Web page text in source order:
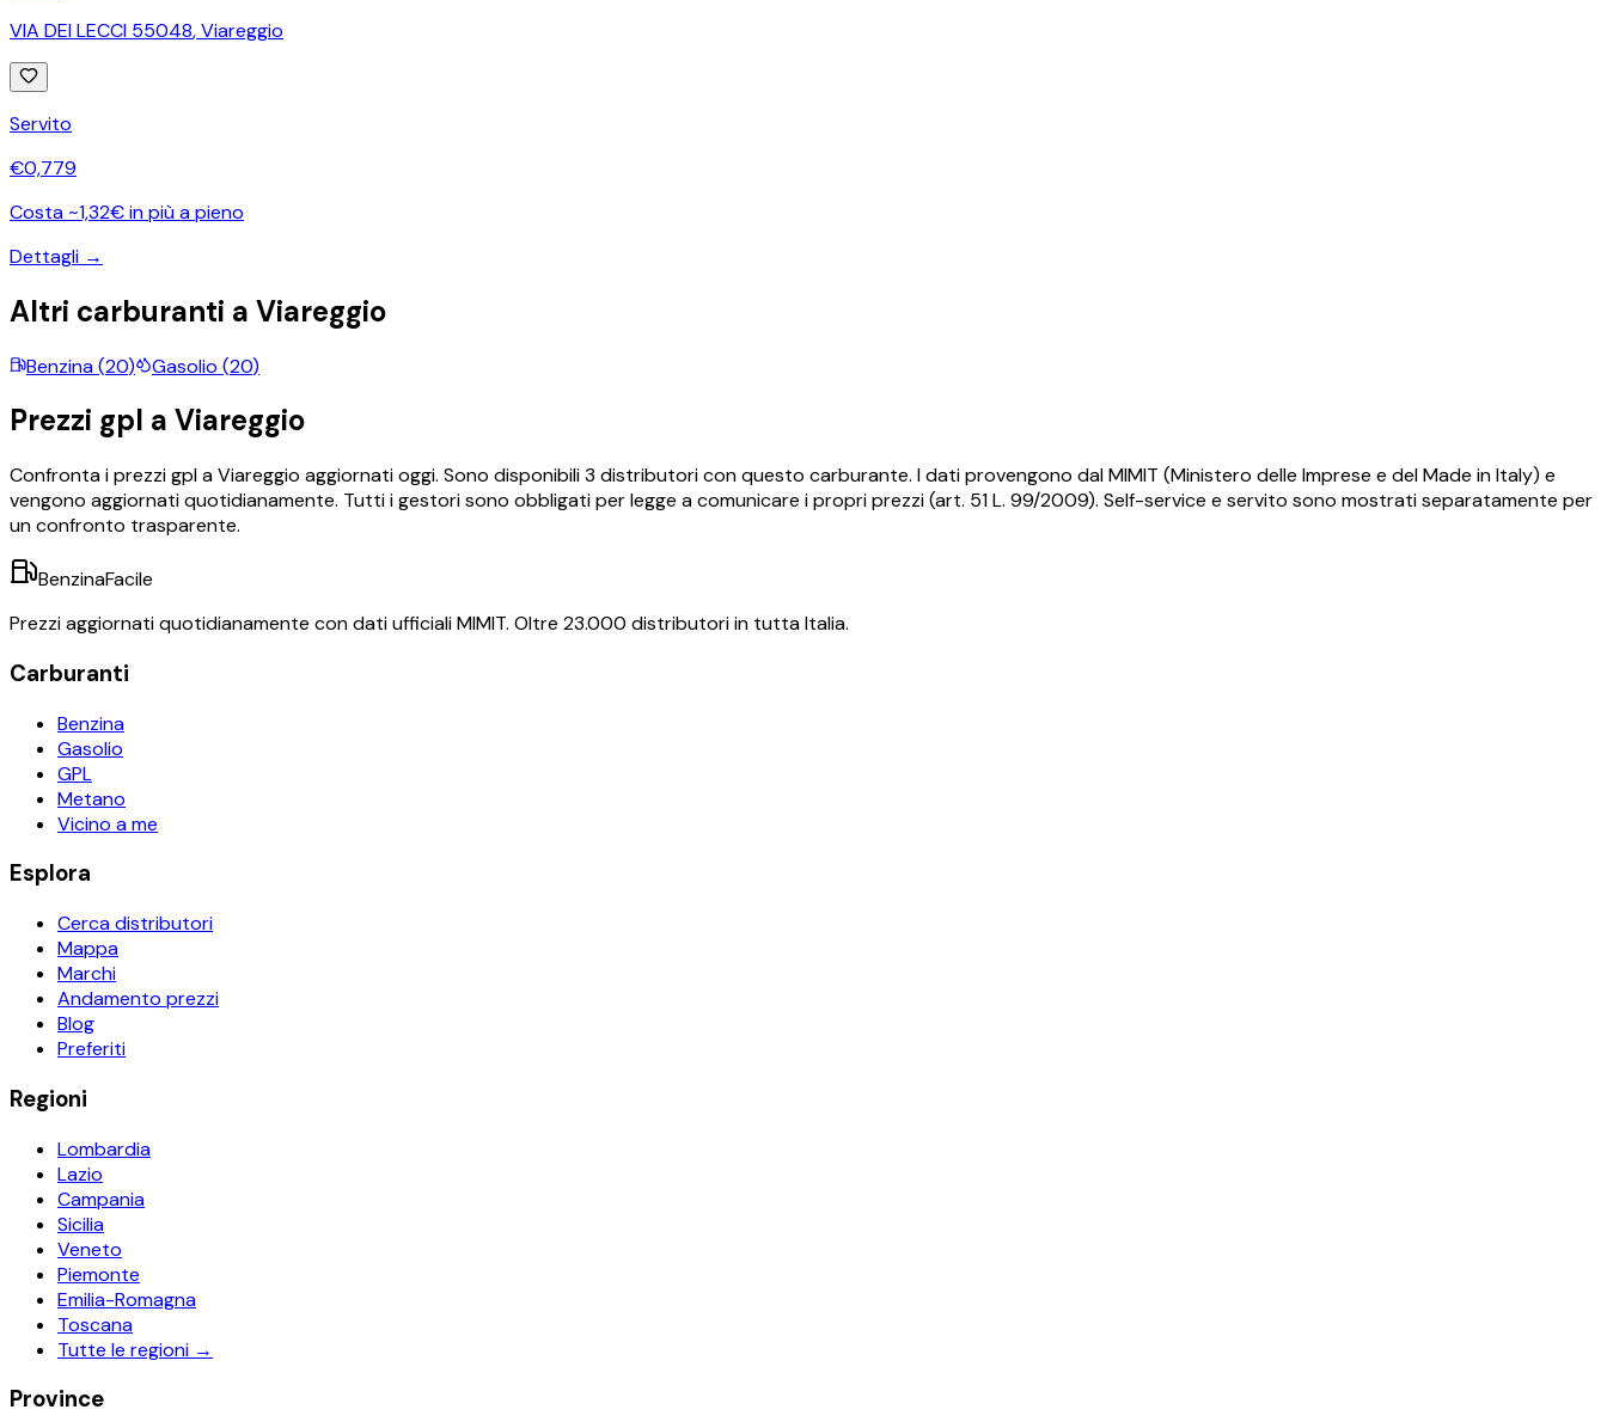
VIA DEI LECCI 55048,Viareggio
Servito
€0,779
Costa ~1,32€ in più a pieno
Dettagli →
Altri carburanti a Viareggio
Benzina(20) Gasolio (20)
Prezzi gpl a Viareggio
Confronta i prezzigplaViareggio aggiornati oggi. Sono disponibili3 distributori con questo carburante. I dati provengono dal MIMIT (Ministero delle Imprese e del Made in Italy) e
vengono aggiornati quotidianamente. Tutti i gestori sono obbligati per legge a comunicare i propri prezzi (art. 51 L. 99/2009). Self-service e servito sono mostrati separatamente per
un confronto trasparente.
BenzinaFacile
Prezzi aggiornati quotidianamente con dati ufficiali MIMIT. Oltre 23.000 distributori in tutta Italia.
Carburanti
Benzina
Gasolio
GPL
Metano
Vicino a me
Esplora
Cerca distributori
Mappa
Marchi
Andamento prezzi
Blog
Preferiti
Regioni
Lombardia
Lazio
Campania
Sicilia
Veneto
Piemonte
Emilia-Romagna
Toscana
Tutte le regioni →
Province